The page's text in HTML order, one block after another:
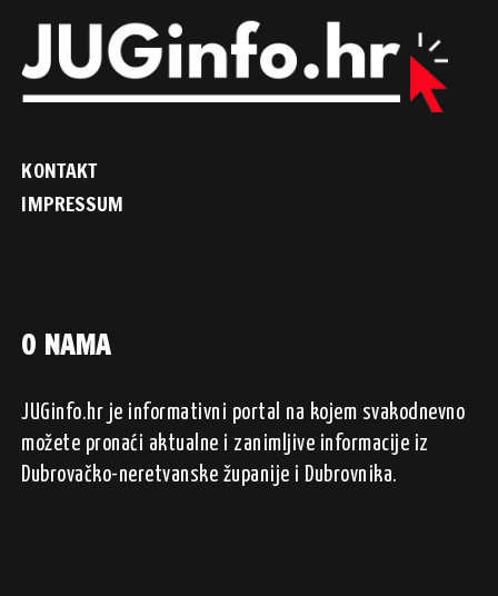
KONTAKT
IMPRESSUM
O NAMA
JUGinfo.hr je informativni portal na kojem svakodnevno
možete pronaći aktualne i zanimljive informacije iz
Dubrovačko-neretvanske županije i Dubrovnika.